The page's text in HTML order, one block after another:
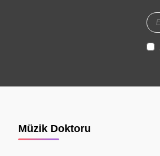
Müzik Doktoru